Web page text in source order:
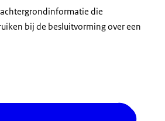
die
bij de besluitvorming over een